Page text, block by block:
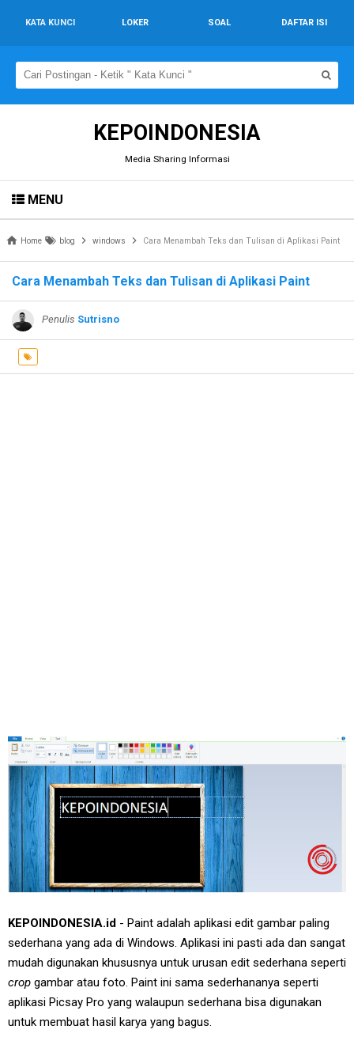
KATA KUNCI LOKER SOAL DAFTAR ISI
KEPOINDONESIA
Media Sharing Informasi
MENU
Home blog windows Cara Menambah Teks dan Tulisan di Aplikasi Paint
Cara Menambah Teks dan Tulisan di Aplikasi Paint
Penulis Sutrisno
KEPOINDONESIA.id - Paint adalah aplikasi edit gambar paling
sederhana yang ada di Windows. Aplikasi ini pasti ada dan sangat
mudah digunakan khususnya untuk urusan edit sederhana seperti
crop gambar atau foto. Paint ini sama sederhananya seperti
aplikasi Picsay Pro yang walaupun sederhana bisa digunakan
untuk membuat hasil karya yang bagus.